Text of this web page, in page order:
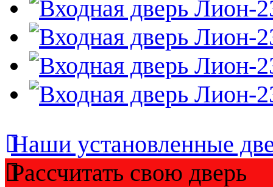
Наши установленные
Рассчитать свою дверь